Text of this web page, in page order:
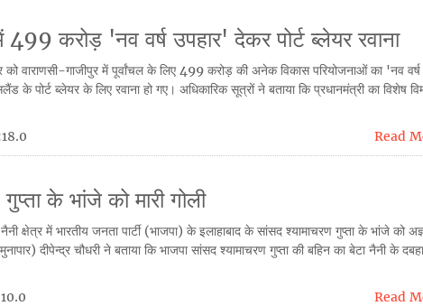
499 करोड़ 'नव वर्ष उपहार' देकर पोर्ट ब्लेयर रवाना
को वाराणसी-गाजीपुर में पूर्वांचल के लिए 499 करोड़ की अनेक विकास परियोजनाओं का 'नव वर्ष
पोर्ट ब्लेयर के लिए रवाना हो गए। अधिकारिक सूत्रों ने बताया कि प्रधानमंत्री का विशेष
Read
के भांजे को मारी गोली
क्षेत्र में भारतीय जनता पार्टी (भाजपा) के इलाहाबाद के सांसद श्यामाचरण गुप्ता के भांजे को
दीपेन्द्र चौधरी ने बताया कि भाजपा सांसद श्यामाचरण गुप्ता की बहिन का बेटा नैनी के
Read